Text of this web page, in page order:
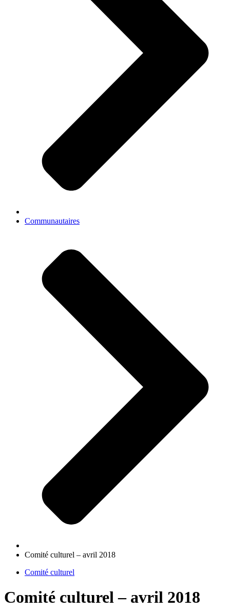
Communautaires
Comité culturel – avril 2018
Comité culturel
Comité culturel – avril 2018